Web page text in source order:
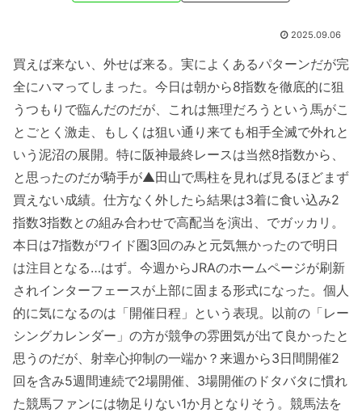
2025.09.06
買えば来ない、外せば来る。実によくあるパターンだが完
全にハマってしまった。今日は朝から8指数を徹底的に狙
うつもりで臨んだのだが、これは無理だろうという馬がこ
とごとく激走、もしくは狙い通り来ても相手全滅で外れと
いう泥沼の展開。特に阪神最終レースは当然8指数から、
と思ったのだが騎手が▲田山で馬柱を見れば見るほどまず
買えない成績。仕方なく外したら結果は3着に食い込み2
指数3指数との組み合わせで高配当を演出、でガッカリ。
本日は7指数がワイド圏3回のみと元気無かったので明日
は注目となる…はず。今週からJRAのホームページが刷新
されインターフェースが上部に固まる形式になった。個人
的に気になるのは「開催日程」という表現。以前の「レー
シングカレンダー」の方が競争の雰囲気が出て良かったと
思うのだが、射幸心抑制の一端か？来週から3日間開催2
回を含み5週間連続で2場開催、3場開催のドタバタに慣れ
た競馬ファンには物足りない1か月となりそう。競馬法を